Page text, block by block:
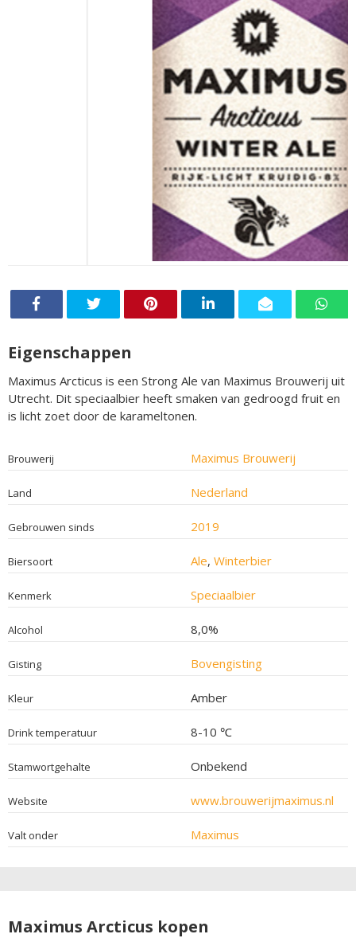
Eigenschappen
Maximus Arcticus is een Strong Ale van Maximus Brouwerij uit
Utrecht. Dit speciaalbier heeft smaken van gedroogd fruit en
is licht zoet door de karameltonen.
Brouwerij Maximus Brouwerij
Land Nederland
Gebrouwen sinds 2019
Biersoort Ale, Winterbier
Kenmerk Speciaalbier
Alcohol 8,0%
Gisting Bovengisting
Kleur Amber
Drink temperatuur 8-10 ℃
Stamwortgehalte Onbekend
Website www.brouwerijmaximus.nl
Valt onder Maximus
Maximus Arcticus kopen